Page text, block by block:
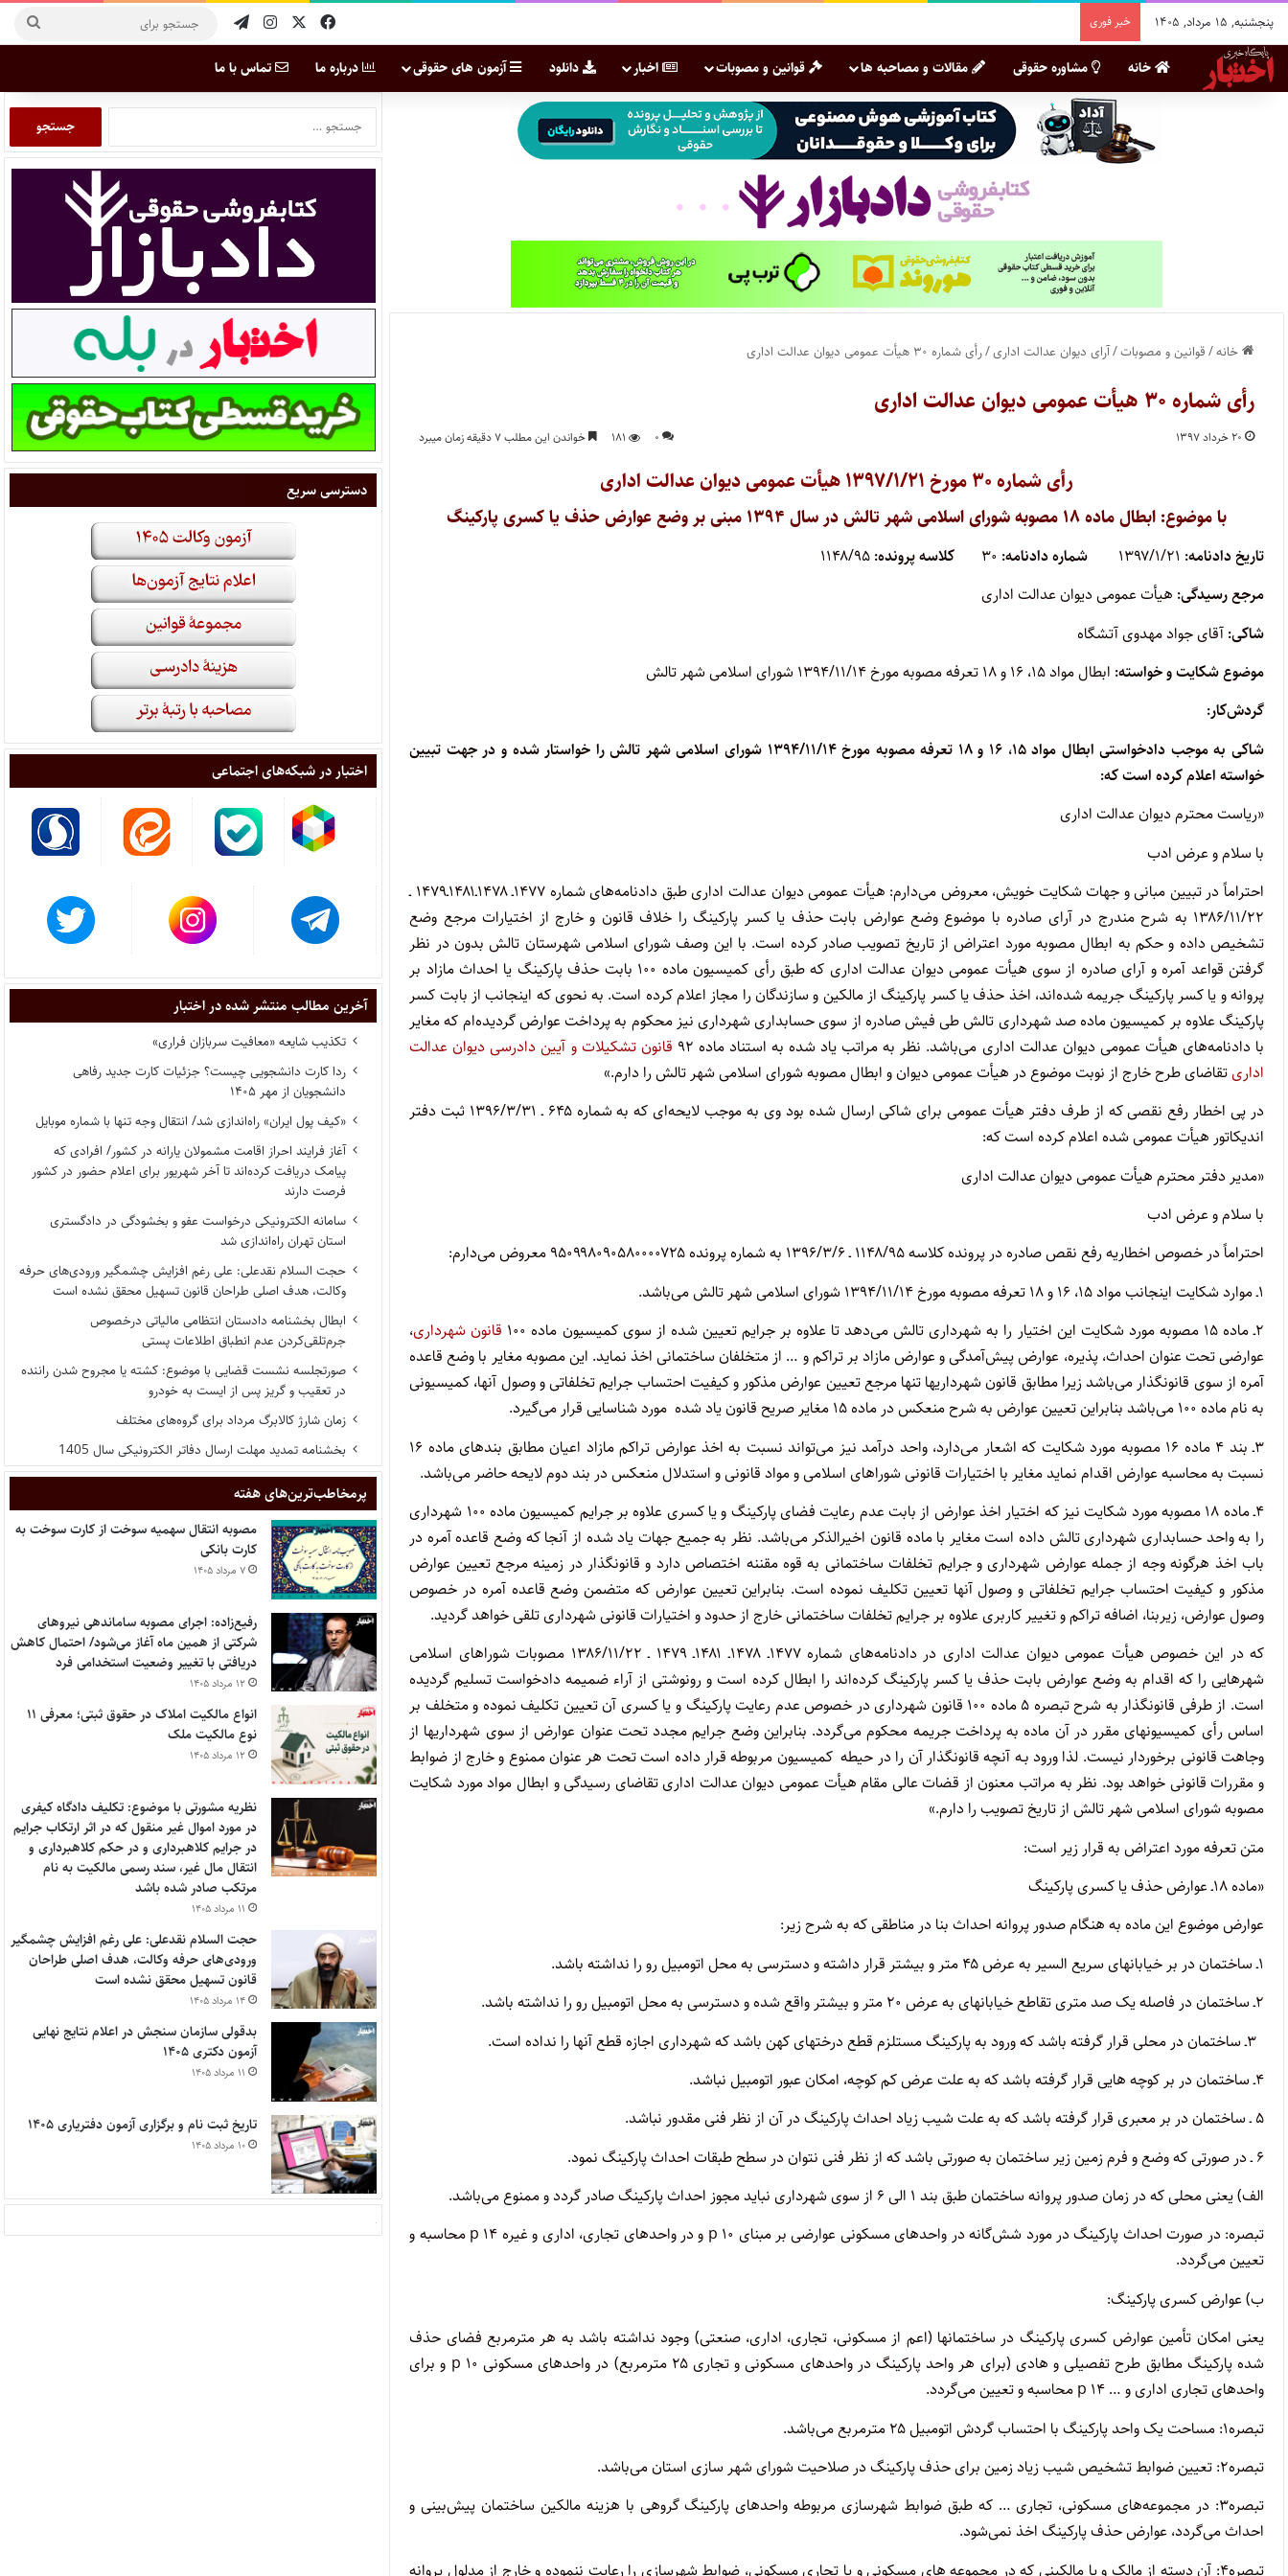
پنجشنبه, ۱۵ مرداد, ۱۴۰۵ خبر فوری
خانه مشاوره حقوقی مقالات و مصاحبه ها قوانین و مصوبات اخبار دانلود آزمون های حقوقی درباره ما تماس با ما
خانه/قوانین و مصوبات/آرای دیوان عدالت اداری/رأی شماره ۳۰ هیأت عمومی دیوان عدالت اداری
رأی شماره ۳۰ هیأت عمومی دیوان عدالت اداری
۲۰ خرداد ۱۳۹۷ ۰ ۱۸۱ خواندن این مطلب ۷ دقیقه زمان میبرد
رأی شماره ۳۰ مورخ ۱۳۹۷/۱/۲۱ هیأت عمومی دیوان عدالت اداری
با موضوع: ابطال ماده ۱۸ مصوبه شورای اسلامی شهر تالش در سال ۱۳۹۴ مبنی بر وضع عوارض حذف یا کسری پارکینگ
تاریخ دادنامه: شماره دادنامه: ۳۰ کلاسه پرونده:
مرجع رسیدگی: هیأت عمومی دیوان عدالت اداری
شاکی: آقای جواد مهدوی آتشگاه
موضوع شکایت و خواسته: ابطال مواد ۱۵، ۱۶ و ۱۸ تعرفه مصوبه مورخ ۱۳۹۴/۱۱/۱۴ شورای اسلامی شهر تالش
گردش‌کار:
شاکی به موجب دادخواستی ابطال مواد ۱۵، ۱۶ و ۱۸ تعرفه مصوبه مورخ ۱۳۹۴/۱۱/۱۴ شورای اسلامی شهر تالش را خواستار شده و در جهت تبیین
خواسته اعلام کرده است که:
«ریاست محترم دیوان عدالت اداری
با سلام و عرض ادب
احتراماً در تبیین مبانی و جهات شکایت خویش، معروض می‌دارم: هیأت عمومی دیوان عدالت اداری طبق دادنامه‌های شماره ۱۴۷۷ـ ۱۴۷۸ـ۱۴۸۱ـ۱۴۷۹ ـ
۱۳۸۶/۱۱/۲۲ به شرح مندرج در آرای صادره با موضوع وضع عوارض بابت حذف یا کسر پارکینگ را خلاف قانون و خارج از اختیارات مرجع وضع
تشخیص داده و حکم به ابطال مصوبه مورد اعتراض از تاریخ تصویب صادر کرده است. با این وصف شورای اسلامی شهرستان تالش بدون در نظر
گرفتن قواعد آمره و آرای صادره از سوی هیأت عمومی دیوان عدالت اداری که طبق رأی کمیسیون ماده ۱۰۰ بابت حذف پارکینگ یا احداث مازاد بر
پروانه و یا کسر پارکینگ جریمه شده‌اند، اخذ حذف یا کسر پارکینگ از مالکین و سازندگان را مجاز اعلام کرده است. به نحوی که اینجانب از بابت کسر
پارکینگ علاوه بر کمیسیون ماده صد شهرداری تالش طی فیش صادره از سوی حسابداری شهرداری نیز محکوم به پرداخت عوارض گردیده‌ام که مغایر
با دادنامه‌های هیأت عمومی دیوان عدالت اداری می‌باشد. نظر به مراتب یاد شده به استناد ماده ۹۲
قانون تشکیلات و آیین دادرسی دیوان عدالت
اداریتقاضای طرح خارج از نوبت موضوع در هیأت عمومی دیوان و ابطال مصوبه شورای اسلامی شهر تالش را دارم.»
در پی اخطار رفع نقصی که از طرف دفتر هیأت عمومی برای شاکی ارسال شده بود وی به موجب لایحه‌ای که به شماره ۶۴۵ ـ ۱۳۹۶/۳/۳۱ ثبت دفتر
اندیکاتور هیأت عمومی شده اعلام کرده است که:
«مدیر دفتر محترم هیأت عمومی دیوان عدالت اداری
با سلام و عرض ادب
احتراماً در خصوص اخطاریه رفع نقص صادره در پرونده کلاسه ۱۱۴۸/۹۵ ـ ۱۳۹۶/۳/۶ به شماره پرونده ۹۵۰۹۹۸۰۹۰۵۸۰۰۰۰۷۲۵ معروض می‌دارم:
۱ـ موارد شکایت اینجانب مواد ۱۵، ۱۶ و ۱۸ تعرفه مصوبه مورخ ۱۳۹۴/۱۱/۱۴ شورای اسلامی شهر تالش می‌باشد.
۲ـ ماده ۱۵ مصوبه مورد شکایت این اختیار را به شهرداری تالش می‌دهد تا علاوه بر جرایم تعیین شده از سوی کمیسیون ماده ۱۰۰
قانون شهرداری،
عوارضی تحت عنوان احداث، پذیره، عوارض پیش‌آمدگی و عوارض مازاد بر تراکم و … از متخلفان ساختمانی اخذ نماید. این مصوبه مغایر با وضع قاعده
آمره از سوی قانونگذار می‌باشد زیرا مطابق قانون شهرداریها تنها مرجع تعیین عوارض مذکور و کیفیت احتساب جرایم تخلفاتی و وصول آنها، کمیسیونی
به نام ماده ۱۰۰ می‌باشد بنابراین تعیین عوارض به شرح منعکس در ماده ۱۵ مغایر صریح قانون یاد شده مورد شناسایی قرار می‌گیرد.
۳ـ بند ۴ ماده ۱۶ مصوبه مورد شکایت که اشعار می‌دارد، واحد درآمد نیز می‌تواند نسبت به اخذ عوارض تراکم مازاد اعیان مطابق بندهای ماده ۱۶
نسبت به محاسبه عوارض اقدام نماید مغایر با اختیارات قانونی شوراهای اسلامی و مواد قانونی و استدلال منعکس در بند دوم لایحه حاضر می‌باشد.
۴ـ ماده ۱۸ مصوبه مورد شکایت نیز که اختیار اخذ عوارض از بابت عدم رعایت فضای پارکینگ و یا کسری علاوه بر جرایم کمیسیون ماده ۱۰۰ شهرداری
را به واحد حسابداری شهرداری تالش داده است مغایر با ماده قانون اخیرالذکر می‌باشد. نظر به جمیع جهات یاد شده از آنجا که وضع قاعده آمره در
باب اخذ هرگونه وجه از جمله عوارض شهرداری و جرایم تخلفات ساختمانی به قوه مقننه اختصاص دارد و قانونگذار در زمینه مرجع تعیین عوارض
مذکور و کیفیت احتساب جرایم تخلفاتی و وصول آنها تعیین تکلیف نموده است. بنابراین تعیین عوارض که متضمن وضع قاعده آمره در خصوص
وصول عوارض، زیربنا، اضافه تراکم و تغییر کاربری علاوه بر جرایم تخلفات ساختمانی خارج از حدود و اختیارات قانونی شهرداری تلقی خواهد گردید.
که در این خصوص هیأت عمومی دیوان عدالت اداری در دادنامه‌های شماره ۱۴۷۷ـ ۱۴۷۸ـ ۱۴۸۱ـ ۱۴۷۹ ـ ۱۳۸۶/۱۱/۲۲ مصوبات شوراهای اسلامی
شهرهایی را که اقدام به وضع عوارض بابت حذف یا کسر پارکینگ کرده‌اند را ابطال کرده است و رونوشتی از آراء ضمیمه دادخواست تسلیم گردیده
است. از طرفی قانونگذار به شرح تبصره ۵ ماده ۱۰۰ قانون شهرداری در خصوص عدم رعایت پارکینگ و یا کسری آن تعیین تکلیف نموده و متخلف بر
اساس رأی کمیسیونهای مقرر در آن ماده به پرداخت جریمه محکوم می‌گردد. بنابراین وضع جرایم مجدد تحت عنوان عوارض از سوی شهرداریها از
وجاهت قانونی برخوردار نیست. لذا ورود بـه آنچه قانونگذار آن را در حیطه کمیسیون مربوطه قرار داده است تحت هر عنوان ممنوع و خارج از ضوابط
و مقررات قانونی خواهد بود. نظر به مراتب معنون از قضات عالی مقام هیأت عمومی دیوان عدالت اداری تقاضای رسیدگی و ابطال مواد مورد شکایت
مصوبه شورای اسلامی شهر تالش از تاریخ تصویب را دارم.»
متن تعرفه مورد اعتراض به قرار زیر است:
«ماده ۱۸ـ عوارض حذف یا کسری پارکینگ
عوارض موضوع این ماده به هنگام صدور پروانه احداث بنا در مناطقی که به شرح زیر:
۱ـ ساختمان در بر خیابانهای سریع السیر به عرض ۴۵ متر و بیشتر قرار داشته و دسترسی به محل اتومبیل رو را نداشته باشد.
۲ـ ساختمان در فاصله یک صد متری تقاطع خیابانهای به عرض ۲۰ متر و بیشتر واقع شده و دسترسی به محل اتومبیل رو را نداشته باشد.
۴ـ ساختمان در بر کوچه هایی قرار گرفته باشد که به علت عرض کم کوچه، امکان عبور اتومبیل نباشد.
۵ ـ ساختمان در بر معبری قرار گرفته باشد که به علت شیب زیاد احداث پارکینگ در آن از نظر فنی مقدور نباشد.
۶ ـ در صورتی که وضع و فرم زمین زیر ساختمان به صورتی باشد که از نظر فنی نتوان در سطح طبقات احداث پارکینگ نمود.
الف) یعنی محلی که در زمان صدور پروانه ساختمان طبق بند ۱ الی ۶ از سوی شهرداری نباید مجوز احداث پارکینگ صادر گردد و ممنوع می‌باشد.
تبصره: در صورت احداث پارکینگ در مورد شش‌گانه در واحدهای مسکونی عوارضی بر مبنای p ۱۰ و در واحدهای تجاری، اداری و غیره p ۱۴ محاسبه و
تعیین می‌گردد.
ب) عوارض کسری پارکینگ:
یعنی امکان تأمین عوارض کسری پارکینگ در ساختمانها (اعم از مسکونی، تجاری، اداری، صنعتی) وجود نداشته باشد به هر مترمربع فضای حذف
شده پارکینگ مطابق طرح تفصیلی و هادی (برای هر واحد پارکینگ در واحدهای مسکونی و تجاری ۲۵ مترمربع) در واحدهای مسکونی p ۱۰ و برای
واحدهای تجاری اداری و … p ۱۴ محاسبه و تعیین می‌گردد.
تبصره۱: مساحت یک واحد پارکینگ با احتساب گردش اتومبیل ۲۵ مترمربع می‌باشد.
تبصره۲: تعیین ضوابط تشخیص شیب زیاد زمین برای حذف پارکینگ در صلاحیت شورای شهر سازی استان می‌باشد.
تبصره۳: در مجموعه‌های مسکونی، تجاری … که طبق ضوابط شهرسازی مربوطه واحدهای پارکینگ گروهی با هزینه مالکین ساختمان پیش‌بینی و
احداث می‌گردد، عوارض حذف پارکینگ اخذ نمی‌شود.
تبصره۴: آن دسته از مالک و یا مالکینی که در مجموعه های مسکونی و یا تجاری مسکونی، ضوابط شهرسازی را رعایت ننموده و خارج از مدلول پروانه
دسترسی سریع
اختبار در شبکه‌های اجتماعی
آخرین مطالب منتشر شده در اختبار
تکذیب شایعه «معافیت سربازان فراری»
ردا کارت دانشجویی چیست؟ جزئیات کارت جدید رفاهی
دانشجویان از مهر ۱۴۰۵
«کیف پول ایران» راه‌اندازی شد/ انتقال وجه تنها با شماره موبایل
آغاز فرایند احراز اقامت مشمولان یارانه در کشور/ افرادی که
پیامک دریافت کرده‌اند تا آخر شهریور برای اعلام حضور در کشور
فرصت دارند
سامانه الکترونیکی درخواست عفو و بخشودگی در دادگستری
استان تهران راه‌اندازی شد
حجت السلام نقدعلی: علی رغم افزایش چشمگیر ورودی‌های حرفه
وکالت، هدف اصلی طراحان قانون تسهیل محقق نشده است
ابطال بخشنامه دادستان انتظامی مالیاتی درخصوص
جرم‌تلقی‌کردن عدم انطباق اطلاعات پستی
صورتجلسه نشست قضایی با موضوع: کشته یا مجروح شدن راننده
در تعقیب و گریز پس از ایست به خودرو
زمان شارژ کالابرگ مرداد برای گروه‌های مختلف
بخشنامه تمدید مهلت ارسال دفاتر الکترونیکی سال 1405
پر‌مخاطب‌ترین‌های هفته
مصوبه انتقال سهمیه سوخت از کارت سوخت به
کارت بانکی
۷ مرداد ۱۴۰۵
رفیع‌زاده: اجرای مصوبه ساماندهی نیروهای
شرکتی از همین ماه آغاز می‌شود/ احتمال کاهش
دریافتی با تغییر وضعیت استخدامی فرد
۱۲ مرداد ۱۴۰۵
انواع مالکیت املاک در حقوق ثبتی؛ معرفی ۱۱
نوع مالکیت ملک
۱۲ مرداد ۱۴۰۵
نظریه مشورتی با موضوع: تکلیف دادگاه کیفری
در مورد اموال غیر منقول که در اثر ارتکاب جرایم
در جرایم کلاهبرداری و در حکم کلاهبرداری و
انتقال مال غیر، سند رسمی مالکیت به نام
مرتکب صادر شده باشد
۱۱ مرداد ۱۴۰۵
حجت السلام نقدعلی: علی رغم افزایش چشمگیر
ورودی‌های حرفه وکالت، هدف اصلی طراحان
قانون تسهیل محقق نشده است
۱۴ مرداد ۱۴۰۵
بدقولی سازمان سنجش در اعلام نتایج نهایی
آزمون دکتری ۱۴۰۵
۱۱ مرداد ۱۴۰۵
تاریخ ثبت نام و برگزاری آزمون دفتریاری ۱۴۰۵
۱۰ مرداد ۱۴۰۵